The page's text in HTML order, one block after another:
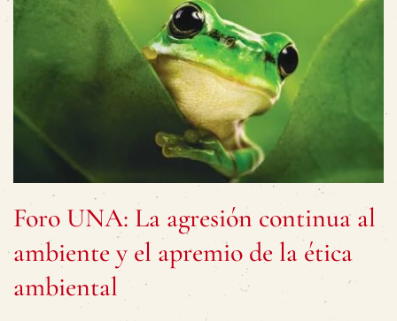
Foro UNA: La agresión continua al
ambiente y el apremio de la ética
ambiental